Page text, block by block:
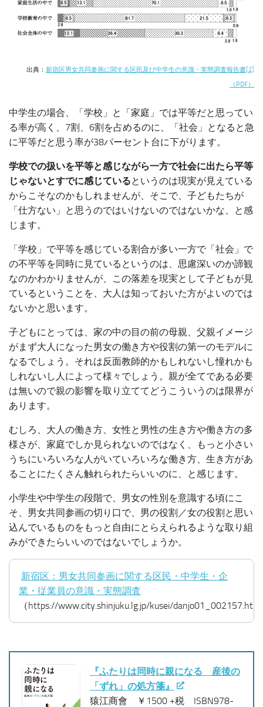
出典： 新宿区男女共同参画に関する区民及び中学生の意識・実態調査報告書[2]
（PDF）
中学生の場合、「学校」と「家庭」では平等だと思ってい
る率が高く、7割、6割を占めるのに、「社会」となると急
に平等だと思う率が38パーセント台に下がります。
学校での扱いを平等と感じながら一方で社会に出たら平等
じゃないとすでに感じているというのは現実が見えている
からこそなのかもしれませんが、そこで、子どもたちが
「仕方ない」と思うのではいけないのではないかな、と感
じます。
「学校」で平等を感じている割合が多い一方で「社会」で
の不平等を同時に見ているというのは、思慮深いのか諦観
なのかわかりませんが、この落差を現実として子どもが見
ているということを、大人は知っておいた方がよいのでは
ないかと思います。
子どもにとっては、家の中の目の前の母親、父親イメージ
がまず大人になった男女の働き方や役割の第一のモデルに
なるでしょう。それは反面教師的かもしれないし憧れかも
しれないし人によって様々でしょう。親が全てである必要
は無いので親の影響を取り立ててどうこういうのは限界が
あります。
むしろ、大人の働き方、女性と男性の生き方や働き方の多
様さが、家庭でしか見られないのではなく、もっと小さい
うちにいろいろな人がいていろいろな働き方、生き方があ
ることにたくさん触れられたらいいのに、と感じます。
小学生や中学生の段階で、男女の性別を意識する頃にこ
そ、男女共同参画の切り口で、男の役割／女の役割と思い
込んでいるものをもっと自由にとらえられるような取り組
みができたらいいのではないでしょうか。
新宿区：男女共同参画に関する区民・中学生・企
業・従業員の意識・実態調査
（https://www.city.shinjuku.lg.jp/kusei/
『ふたりは同時に親になる 産後の
「ずれ」の処方箋』
猿江商會 ￥1500 +税 ISBN978-